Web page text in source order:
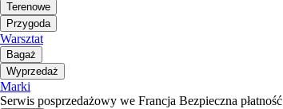
Terenowe
Przygoda
Warsztat
Bagaż
Wyprzedaż
Marki
Serwis posprzedażowy we Francja Bezpieczna płatność